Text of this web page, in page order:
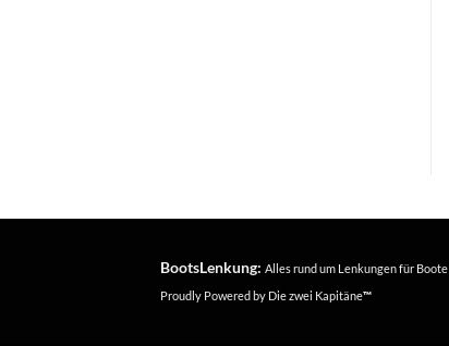
BootsLenkung: Alles rund um Lenkungen für Boote
Proudly Powered by Die zwei Kapitäne™